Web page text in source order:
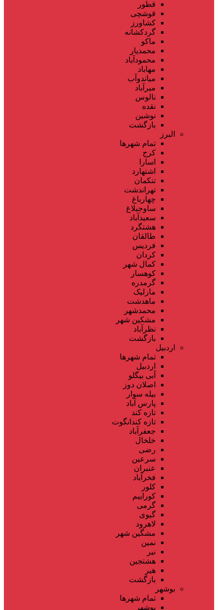
قطور
قوشچی
کشاورز
گردکشانه
ماکو
محمدیار
محمودآباد
مهاباد
میاندوآب
میرآباد
نالوس
نقده
نوشین
بازگشت
البرز
تمام شهر‌ها
کرج
اسارا
اشتهارد
تنکمان
تهراندشت
چهارباغ
ساوجبلاغ
سعیدآباد
هشتگرد
طالقان
فردیس
کردان
کمال شهر
کوهسار
گرمدره
مارلیک
ماهدشت
محمدشهر
مشکین شهر
نظرآباد
بازگشت
اردبیل
تمام شهر‌ها
اردبیل
آبی بیگلو
اصلان دوز
بیله سوار
پارس آباد
تازه کند
تازه کندانگوت
جعفرآباد
خلخال
رضی
سرعین
عنبران
فخرآباد
کلور
کوراییم
گرمی
گیوی
لاهرود
مشگین شهر
نمین
نیر
هشتجین
هیر
بازگشت
بوشهر
تمام شهر‌ها
بوشهر